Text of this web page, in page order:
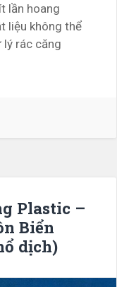
lần hoang
liệu không thể
lý rác căng
Plastic –
Biển
dịch)